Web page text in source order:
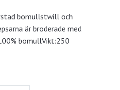
bomullstwill och
är broderade med
bomullVikt:250